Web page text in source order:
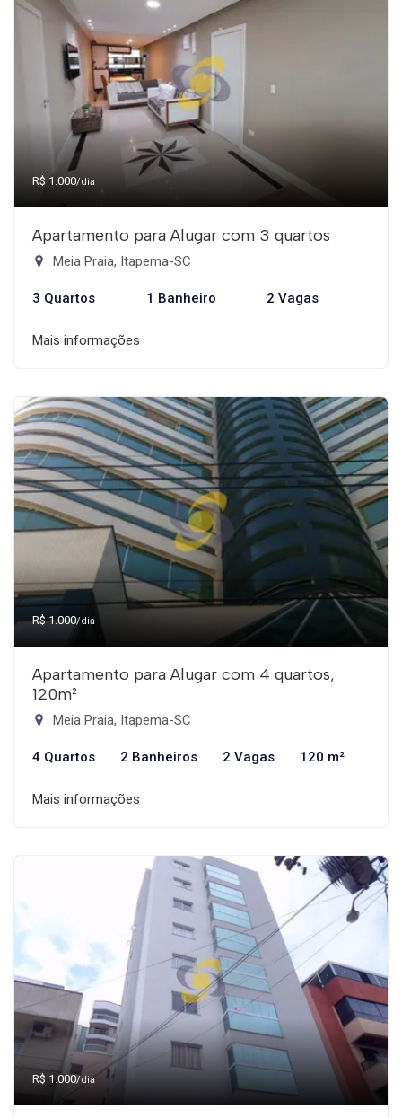
R$ 1.000/dia
Apartamento para Alugar com 3 quartos
Meia Praia, Itapema-SC
3 Quartos 1 Banheiro 2 Vagas
Mais informações
R$ 1.000/dia
Apartamento para Alugar com 4 quartos,
120m²
Meia Praia, Itapema-SC
4 Quartos 2 Banheiros 2 Vagas 120 m²
Mais informações
R$ 1.000/dia